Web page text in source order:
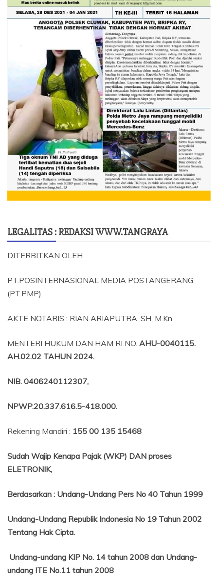
LEGALITAS : REDAKSI WWW.TANGRAYA
DITERBITKAN OLEH
PT.POSINTERNASIONAL MEDIA POSTANGERANG
(PT.PMP)
AKTE NOTARIS : RIAN ARIAPUTRA, SH, M.Kn,
MENTERI HUKUM DAN HAM RI NO. AHU-0040115.
AH.02.02 TAHUN 2024.
NIB. 0406240112307,
NPWP.20.337.616.5-418.000.
Rekening Mandiri : 155 00 135 15468
Sudah Wajip Kenapa Pajak (WKP) DAN proses
ELETRONIK,
Berdasarkan : Undang-Undang Pers No 40 Tahun 1999
Undang-Undang Republik Indonesia No 19 Tahun 2002
Tentang Hak Cipta.
Undang-undang KIP No. 14 tahun 2008 dan Undang-
undang ITE No.11 tahun 2008